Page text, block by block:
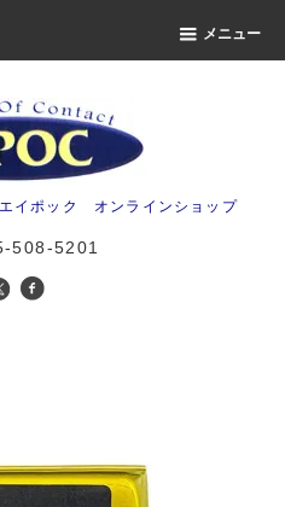
メニュー
イポック オンラインショップ
508-5201